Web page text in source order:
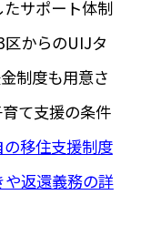
サポート体制
からのUIJタ
制度も用意さ
て支援の条件
移住支援制度
返還義務の詳